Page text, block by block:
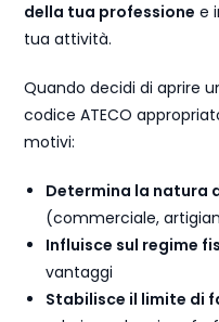
della tua professione e
tua attività.
Quando decidi di aprire
codice ATECO
motivi:
Determina la natura
(commerciale,
Influisce sul regime
vantaggi
Stabilisce il limite di